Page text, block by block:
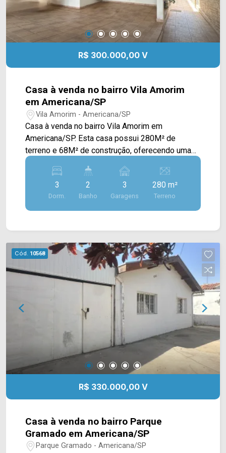
R$ 300.000,00 V
Casa à venda no bairro Vila Amorim
em Americana/SP
Vila Amorim - Americana/SP
Casa à venda no bairro Vila Amorim em
Americana/SP. Esta casa possui 280M² de
terreno e 68M² de construção, oferecendo uma
casa principal e uma edícula aos fundos. A casa
principal contém sala de estar, sala de jantar
integrada com a cozinha planejada, espaço
gourmet com churrasqueira e área de serviço
externa. > 02 quartos; > 01 banheiro social; > 03
próximo à Av. da Amizade, Av. Rafael Vitta, Av. de
Cillo e Av. Santa Bárbara. Esta região conta com
Faculdade Fatec, restaurante O Tropeiro, padaria
Ouro Branco, escola Maria José de Mattos e
Arbix Imóveis e agende a sua visita!! WhatsApp
e Telefone: (19) 3475-4546 ARBIX IMÓVEIS -
Presente em cada mudança!
3
Dorm.
2
Banho
3
Garagens
280 m²
Terreno
Cód. 10568
R$ 330.000,00 V
Casa à venda no bairro Parque
Gramado em Americana/SP
Parque Gramado - Americana/SP